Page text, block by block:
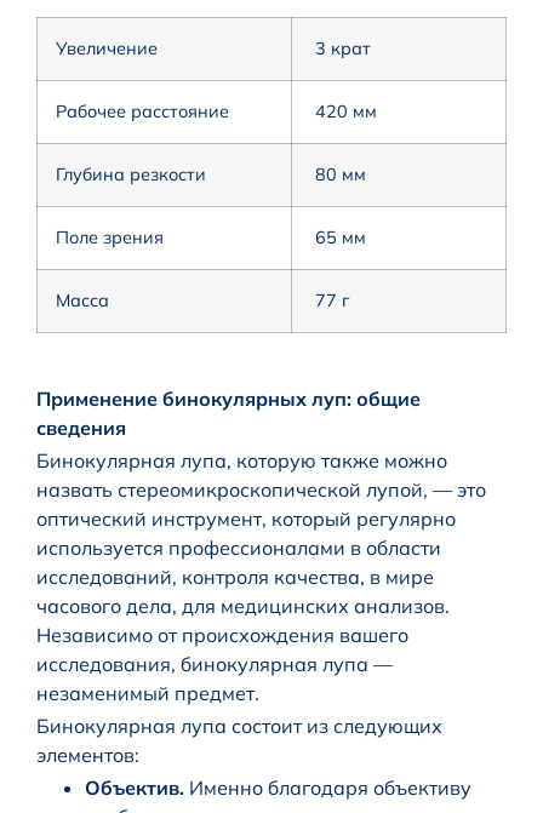
Увеличение 3 крат
Рабочее расстояние 420 мм
Глубина резкости 80 мм
Поле зрения 65 мм
Масса 77 г
Применение бинокулярных луп: общие
сведения
Бинокулярная лупа, которую также можно
назвать стереомикроскопической лупой, — это
оптический инструмент, который регулярно
используется профессионалами в области
исследований, контроля качества, в мире
часового дела, для медицинских анализов.
Независимо от происхождения вашего
исследования, бинокулярная лупа —
незаменимый предмет.
Бинокулярная лупа состоит из следующих
элементов:
Объектив. Именно благодаря объективу